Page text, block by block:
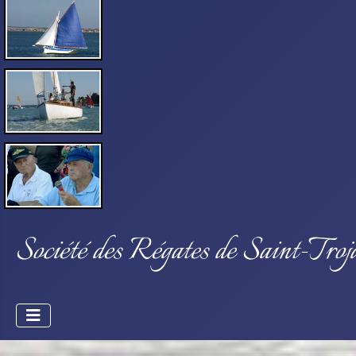
Société des Régates de Saint-